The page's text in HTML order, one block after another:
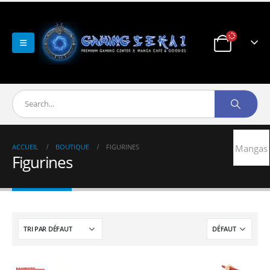
ACCUEIL BOUTIQUE FIGURINES
Figurines
Mangas